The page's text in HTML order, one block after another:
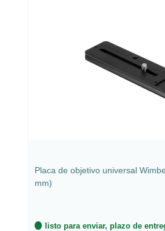
Placa de objetivo universal
mm)
listo para enviar, plazo de